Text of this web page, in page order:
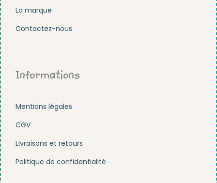
La marque
Contactez-nous
Informations
Mentions légales
CGV
Livraisons et retours
Politique de confidentialité